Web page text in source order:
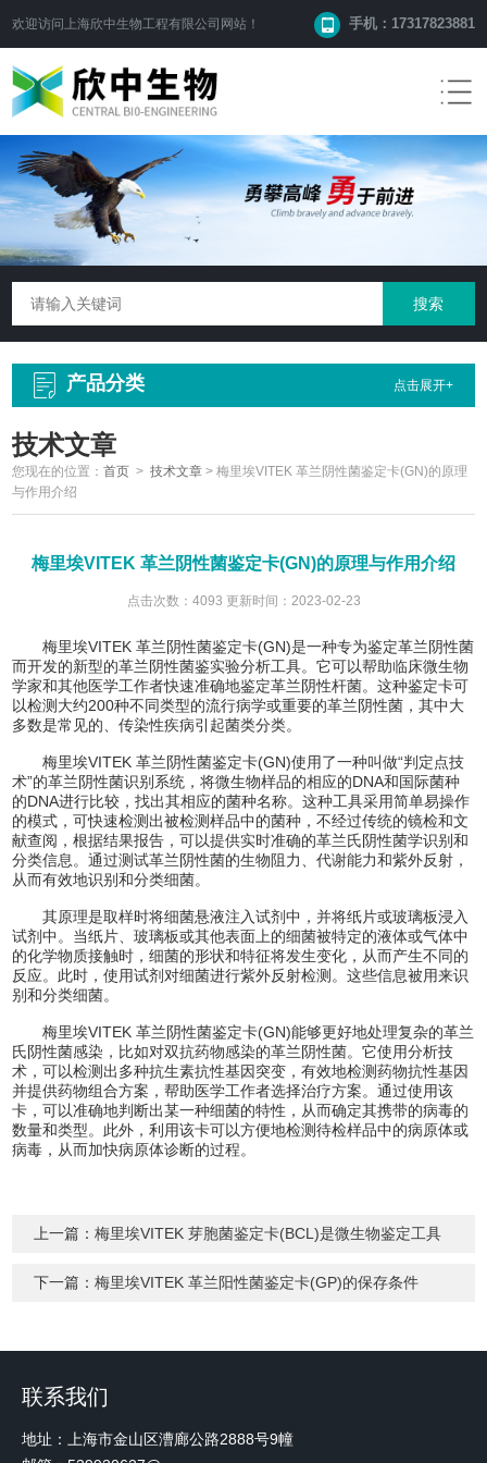
欢迎访问 上海欣中生物工程有限公司 网站！ 手机：17317823881
产品分类 点击展开+
技术文章
您现在的位置：首页 >技术文章 >梅里埃VITEK 革兰阴性菌鉴定卡(GN)的原理
与作用介绍
梅里埃VITEK 革兰阴性菌鉴定卡(GN)的原理与作用介绍
点击次数：4093 更新时间：2023-02-23
梅里埃VITEK 革兰阴性菌鉴定卡(GN)是一种专为鉴定革兰阴性菌
而开发的新型的革兰阴性菌鉴实验分析工具。它可以帮助临床微生物
学家和其他医学工作者快速准确地鉴定革兰阴性杆菌。这种鉴定卡可
以检测大约200种不同类型的流行病学或重要的革兰阴性菌，其中大
多数是常见的、传染性疾病引起菌类分类。
梅里埃VITEK 革兰阴性菌鉴定卡(GN)使用了一种叫做“判定点技
术”的革兰阴性菌识别系统，将微生物样品的相应的DNA和国际菌种
的DNA进行比较，找出其相应的菌种名称。这种工具采用简单易操作
的模式，可快速检测出被检测样品中的菌种，不经过传统的镜检和文
献查阅，根据结果报告，可以提供实时准确的革兰氏阴性菌学识别和
分类信息。通过测试革兰阴性菌的生物阻力、代谢能力和紫外反射，
从而有效地识别和分类细菌。
其原理是取样时将细菌悬液注入试剂中，并将纸片或玻璃板浸入
试剂中。当纸片、玻璃板或其他表面上的细菌被特定的液体或气体中
的化学物质接触时，细菌的形状和特征将发生变化，从而产生不同的
反应。此时，使用试剂对细菌进行紫外反射检测。这些信息被用来识
别和分类细菌。
梅里埃VITEK 革兰阴性菌鉴定卡(GN)能够更好地处理复杂的革兰
氏阴性菌感染，比如对双抗药物感染的革兰阴性菌。它使用分析技
术，可以检测出多种抗生素抗性基因突变，有效地检测药物抗性基因
并提供药物组合方案，帮助医学工作者选择治疗方案。通过使用该
卡，可以准确地判断出某一种细菌的特性，从而确定其携带的病毒的
数量和类型。此外，利用该卡可以方便地检测待检样品中的病原体或
病毒，从而加快病原体诊断的过程。
上一篇：梅里埃VITEK 芽胞菌鉴定卡(BCL)是微生物鉴定工具
下一篇：梅里埃VITEK 革兰阳性菌鉴定卡(GP)的保存条件
联系我们
地址：上海市金山区漕廊公路2888号9幢